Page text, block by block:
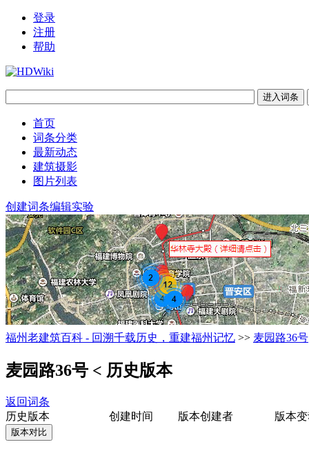
登录
注册
帮助
首页
词条分类
最新动态
建筑摄影
图片列表
创建词条编辑实验
福州老建筑百科 - 回溯千载历史，重建福州记忆 >> 麦园路36号
麦园路36号 < 历史版本
返回词条
历史版本
创建时间 版本创建者 版本